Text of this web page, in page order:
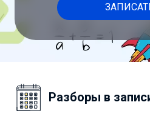
Разборы в